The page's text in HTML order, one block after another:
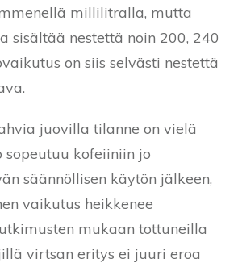
millilitralla, mutta
sisältää nestettä noin 200, 240
on siis selvästi nestettä
juovilla tilanne on vielä
sopeutuu kofeiiniin jo
säännöllisen käytön jälkeen,
vaikutus heikkenee
mukaan tottuneilla
virtsan eritys ei juuri eroa